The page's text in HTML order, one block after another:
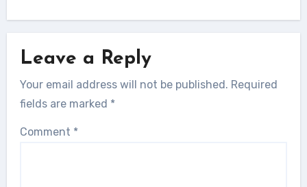
Leave a Reply
Your email address will not be published. Required
fields are marked *
Comment *